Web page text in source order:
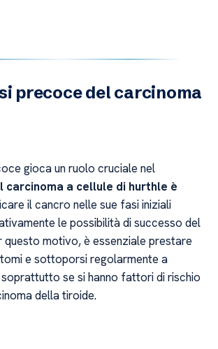
precoce del carcinoma
gioca un ruolo cruciale nel
carcinoma a cellule di hurthle è
il cancro nelle sue fasi iniziali
le possibilità di successo del
motivo, è essenziale prestare
e sottoporsi regolarmente a
se si hanno fattori di rischio
della tiroide.